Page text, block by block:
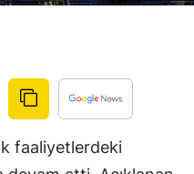
Çanakkale
Çorum
Denizli
Diyarbakır
faaliyetlerdeki